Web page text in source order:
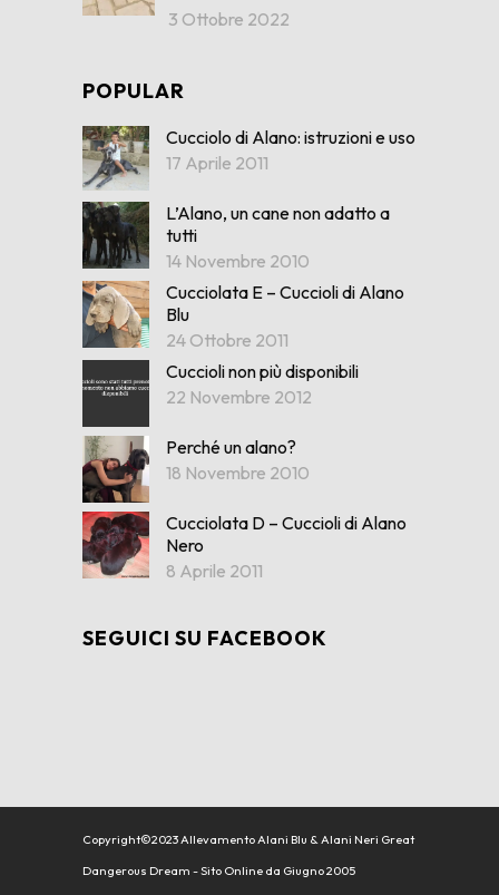
3 Ottobre 2022
POPULAR
Cucciolo di Alano: istruzioni e uso
17 Aprile 2011
L’Alano, un cane non adatto a
tutti
14 Novembre 2010
Cucciolata E – Cuccioli di Alano
Blu
24 Ottobre 2011
Cuccioli non più disponibili
22 Novembre 2012
Perché un alano?
18 Novembre 2010
Cucciolata D – Cuccioli di Alano
Nero
8 Aprile 2011
SEGUICI SU FACEBOOK
Copyright©2023 Allevamento Alani Blu & Alani Neri Great
Dangerous Dream - Sito Online da Giugno 2005